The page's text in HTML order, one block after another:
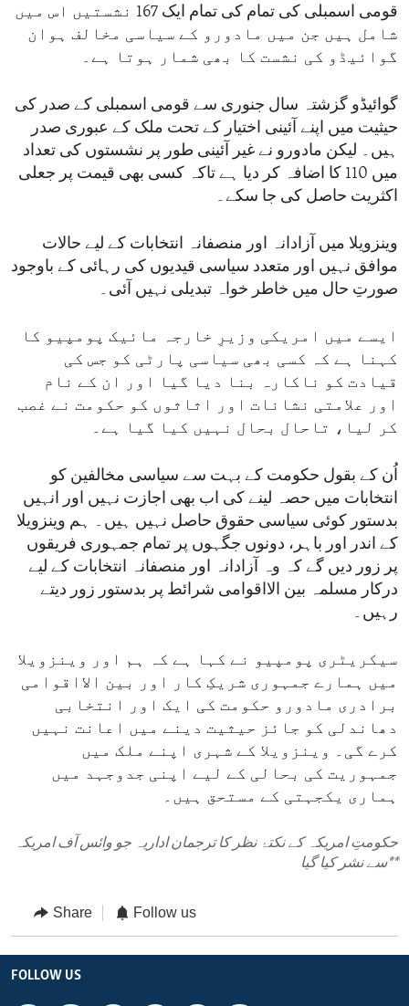
قومی اسمبلی کی تمام کی تمام ایک 167 نشستیں اس میں
شامل ہیں جن میں مادورو کے سیاسی مخالف ہوان
گوائیڈو کی نشست کا بھی شمار ہوتا ہے۔
گوائیڈو گزشتہ سال جنوری سے قومی اسمبلی کے صدر کی
حیثیت میں اپنے آئینی اختیار کے تحت ملک کے عبوری صدر
ہیں۔ لیکن مادورو نے غیر آئینی طور پر نشستوں کی تعداد
میں 110 کا اضافہ کر دیا ہے تاکہ کسی بھی قیمت پر جعلی
اکثریت حاصل کی جا سکے۔
وینزویلا میں آزادانہ اور منصفانہ انتخابات کے لیے حالات
موافق نہیں اور متعدد سیاسی قیدیوں کی رہائی کے باوجود
صورتِ حال میں خاطر خواہ تبدیلی نہیں آئی۔
ایسے میں امریکی وزیرِ خارجہ مائیک پومپیو کا
کہنا ہے کہ کسی بھی سیاسی پارٹی کو جس کی
قیادت کو ناکارہ بنا دیا گیا اور ان کے نام
اور علامتی نشانات اور اثاثوں کو حکومت نے غصب
کر لیا، تاحال بحال نہیں کیا گیا ہے۔
اُن کے بقول حکومت کے بہت سے سیاسی مخالفین کو
انتخابات میں حصہ لینے کی اب بھی اجازت نہیں اور انہیں
بدستور کوئی سیاسی حقوق حاصل نہیں ہیں۔ ہم وینزویلا
کے اندر اور باہر، دونوں جگہوں پر تمام جمہوری فریقوں
پر زور دیں گے کہ وہ آزادانہ اور منصفانہ انتخابات کے لیے
درکار مسلمہ بین الااقوامی شرائط پر بدستور زور دیتے
رہیں۔
سیکریٹری پومپیو نے کہا ہے کہ ہم اور وینزویلا
میں ہمارے جمہوری شریکِ کار اور بین الااقوامی
برادری مادورو حکومت کی ایک اور انتخابی
دھاندلی کو جائز حیثیت دینے میں اعانت نہیں
کرے گی۔ وینزویلا کے شہری اپنے ملک میں
جمہوریت کی بحالی کے لیے اپنی جدوجہد میں
ہماری یکجہتی کے مستحق ہیں۔
حکومتِ امریکہ کے نکتۂ نظر کا ترجمان اداریہ جو وائس آف امریکہ
سے نشر کیا گیا**
Share Follow us
FOLLOW US